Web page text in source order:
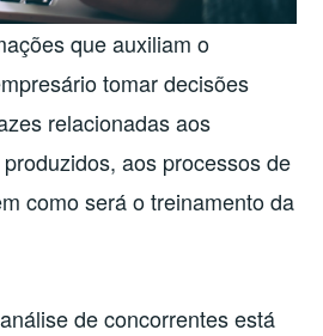
que auxiliam o
tomar decisões
relacionadas aos
aos processos de
como será o treinamento da
de concorrentes está